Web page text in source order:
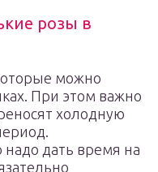
розы в
можно
При этом важно
холодную
дать время на